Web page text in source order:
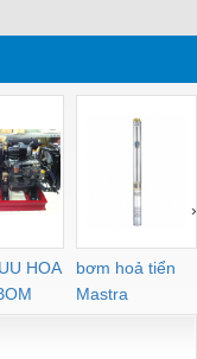
HOA
bơm hoả tiển
Mastra
›